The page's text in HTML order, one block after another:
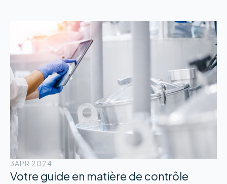
3APR 2024
Votre guide en matière de contrôle